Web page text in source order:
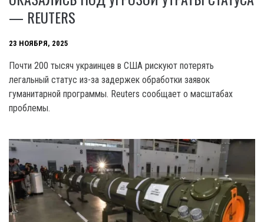
— REUTERS
23 НОЯБРЯ, 2025
Почти 200 тысяч украинцев в США рискуют потерять
легальный статус из-за задержек обработки заявок
гуманитарной программы. Reuters сообщает о масштабах
проблемы.